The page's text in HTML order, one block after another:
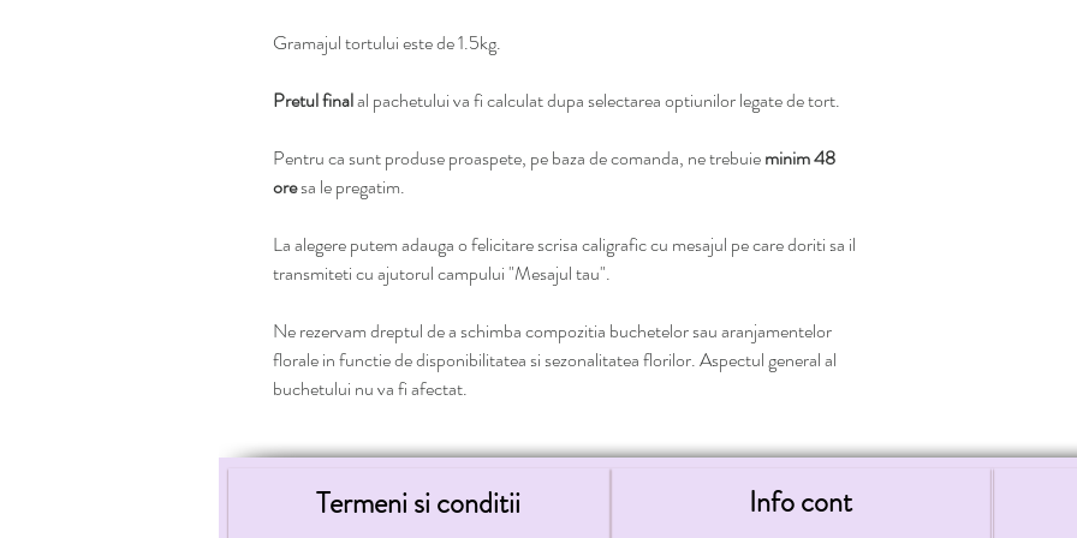
Gramajul tortului este de 1.5kg.
Pretul finalal pachetului va fi calculat dupa selectarea optiunilor legate de tort.
Pentru ca sunt produse proaspete, pe baza de comanda, ne trebuieminim 48
oresa le pregatim.
La alegere putem adauga o felicitare scrisa caligrafic cu mesajul pe care doriti sa il
transmiteti cu ajutorul campului "Mesajul tau".
Ne rezervam dreptul de a schimba compozitia buchetelor sau aranjamentelor
florale in functie de disponibilitatea si sezonalitatea florilor. Aspectul general al
buchetului nu va fi afectat.
Termeni si conditii Info cont